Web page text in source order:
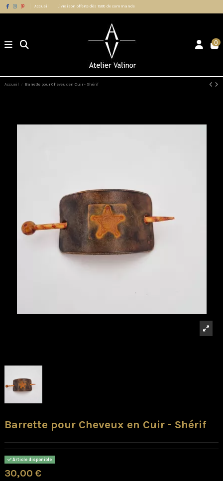
Accueil Livraison offerte dès 150€ de commande
0
Accueil Barrette pour Cheveux en Cuir - Shérif
Barrette pour Cheveux en Cuir - Shérif
Article disponible
30,00 €